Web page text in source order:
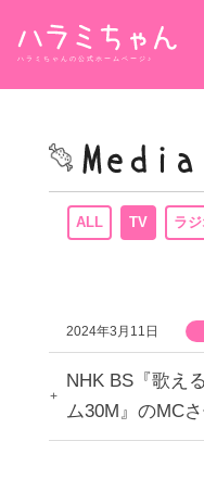
content
ハラミちゃんの公式ホームページ♪
ALL TV ラジ
2024年3月11日
NHK BS『歌え
ム30M』のMC